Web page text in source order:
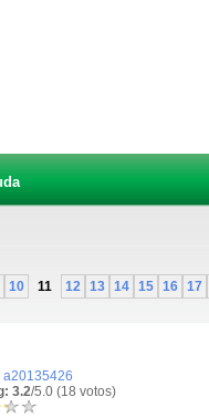
10 11 12 13 14 15 16 17
a20135426
3.2/5.0 (18 votos)